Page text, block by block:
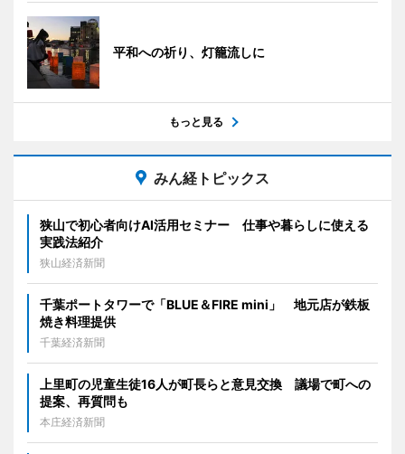
平和への祈り、灯籠流しに
もっと見る
みん経トピックス
狭山で初心者向けAI活用セミナー 仕事や暮らしに使える
実践法紹介
狭山経済新聞
千葉ポートタワーで「BLUE＆FIRE mini」 地元店が鉄板
焼き料理提供
千葉経済新聞
上里町の児童生徒16人が町長らと意見交換 議場で町への
提案、再質問も
本庄経済新聞